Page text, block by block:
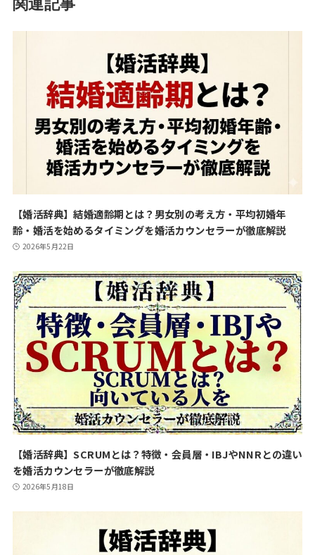
関連記事
【婚活辞典】結婚適齢期とは？男女別の考え方・平均初婚年
齢・婚活を始めるタイミングを婚活カウンセラーが徹底解説
2026年5月22日
【婚活辞典】SCRUMとは？特徴・会員層・IBJやNNRとの違い
を婚活カウンセラーが徹底解説
2026年5月18日